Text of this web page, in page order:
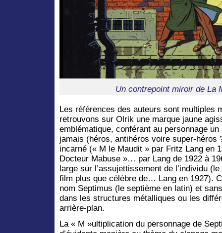
Un contrepoint miroir de La
Les références des auteurs sont multiples
retrouvons sur Olrik une marque jaune
emblématique, conférant au personnage
jamais (héros, antihéros voire super-héros
incarné (« M le Maudit » par Fritz Lang en
Docteur Mabuse »… par Lang de 1922 à
large sur l’assujettissement de l’individu
film plus que célèbre de… Lang en 1927).
nom Septimus (le septième en latin) et
dans les structures métalliques ou les
arrière-plan.
La « M »ultiplication du personnage de